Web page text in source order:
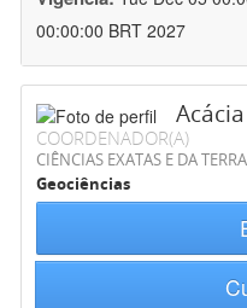
00:00:00 BRT 2027
COORDENADOR(A)
CIÊNCIAS EXATAS E DA TERRA
Geociências